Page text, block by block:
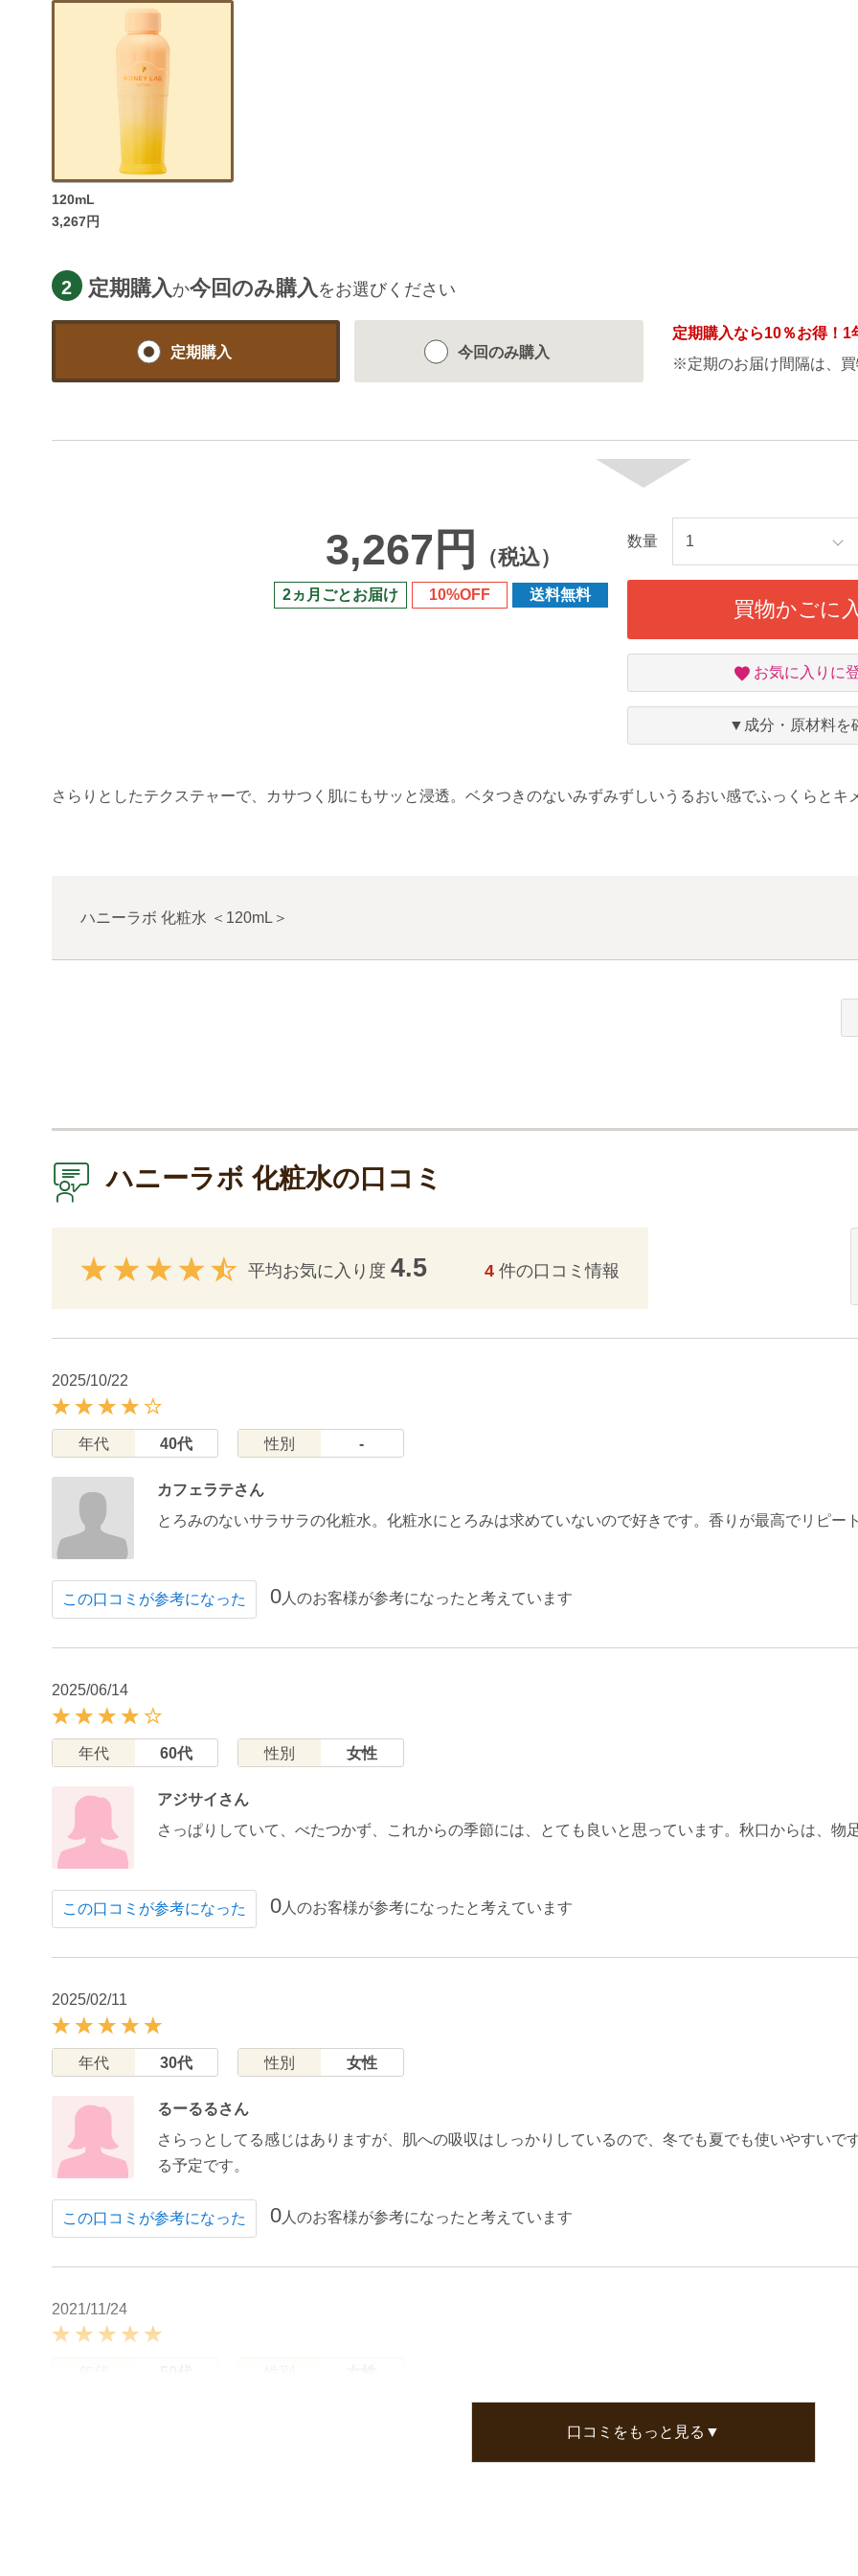
120mL
3,267円
2 定期購入か今回のみ購入をお選びください
定期購入 今回のみ購入
定期購入なら10％お得！1
※定期のお届け間隔は、買
3,267円 （税込）
2ヵ月ごとお届け 10%OFF 送料無料
数量
買物かごに
お
入
り
お気に入りに
▼成分・原材料を
さらりとしたテクステャーで、カサつく肌にもサッと浸透。ベタつきのないみずみずしいうるおい感でふっくらとキ
ハニーラボ 化粧水 ＜ 120mL ＞
ハニーラボ 化粧水の口コミ
平均お気に入り度 4.5 4 件の口コミ情報
2025/10/22
年代 40代 性別 -
カフェラテさん
とろみのないサラサラの化粧水。化粧水にとろみは求めていないので好きです。香りが最高でリピー
この口コミが参考になった 0人のお客様が参考になったと考えています
2025/06/14
年代 60代 性別 女性
アジサイさん
さっぱりしていて、べたつかず、これからの季節には、とても良いと思っています。秋口からは、物
この口コミが参考になった 0人のお客様が参考になったと考えています
2025/02/11
年代 30代 性別 女性
るーるるさん
さらっとしてる感じはありますが、肌への吸収はしっかりしているので、冬でも夏でも使いやすい
る予定です。
この口コミが参考になった 0人のお客様が参考になったと考えています
2021/11/24
口コミをもっと見る▼